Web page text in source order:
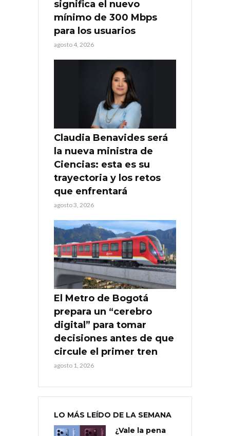
significa el nuevo
mínimo de 300 Mbps
para los usuarios
agosto 4, 2026
Claudia Benavides será
la nueva ministra de
Ciencias: esta es su
trayectoria y los retos
que enfrentará
agosto 3, 2026
El Metro de Bogotá
prepara un “cerebro
digital” para tomar
decisiones antes de que
circule el primer tren
agosto 1, 2026
LO MÁS LEÍDO DE LA SEMANA
¿Vale la pena